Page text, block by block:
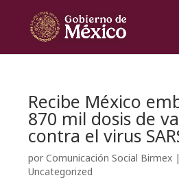
Recibe México
870 mil dosis de
contra el virus
porComunicación Social Birmex |
Uncategorized